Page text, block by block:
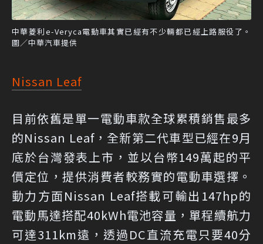
中華菱利e-Veryca電動車其實已經有不少輛都已經上路服役了。
圖／中華汽車提供
Nissan Leaf
目前依舊是單一電動車款全球累積銷售最多
的Nissan Leaf，全新第二代車型已經在9月
底於台灣發表上市，並以台幣149萬起的平
價定位，提供消費者較務實的電動車選擇。
動力方面Nissan Leaf搭載可輸出147hp的
電動馬達搭配40kWh電池容量，單程續航力
可達311km遠，透過DC直流充電只要40分